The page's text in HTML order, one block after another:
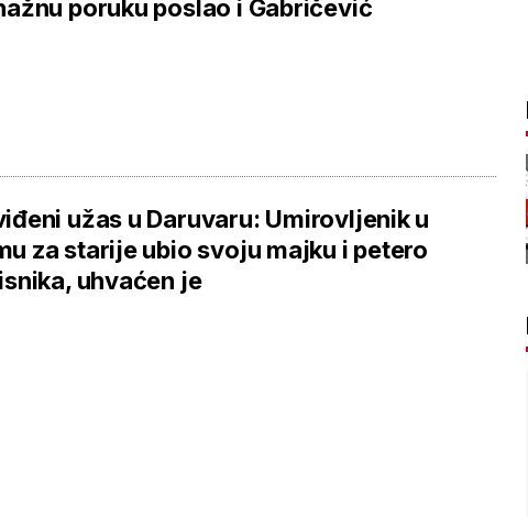
poruku poslao i Gabričević
užas u Daruvaru: Umirovljenik u
za starije ubio svoju majku i petero
uhvaćen je